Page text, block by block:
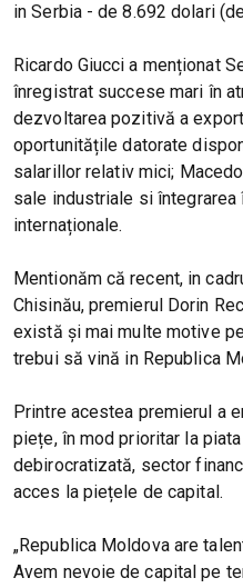
in Serbia - de 8.692 dolari
Ricardo Giucci a menționat
înregistrat succese mari în
dezvoltarea pozitivă a
oportunitățile datorate
salarillor relativ mici;
sale industriale si întegrarea
internaționale.
Mentionăm că recent, in
Chisinău, premierul Dorin
există și mai multe motive
trebui să vină in Republica
Printre acestea premierul a
piețe, în mod prioritar la
debirocratizată, sector
acces la piețele de capital.
„Republica Moldova are
Avem nevoie de capital pe